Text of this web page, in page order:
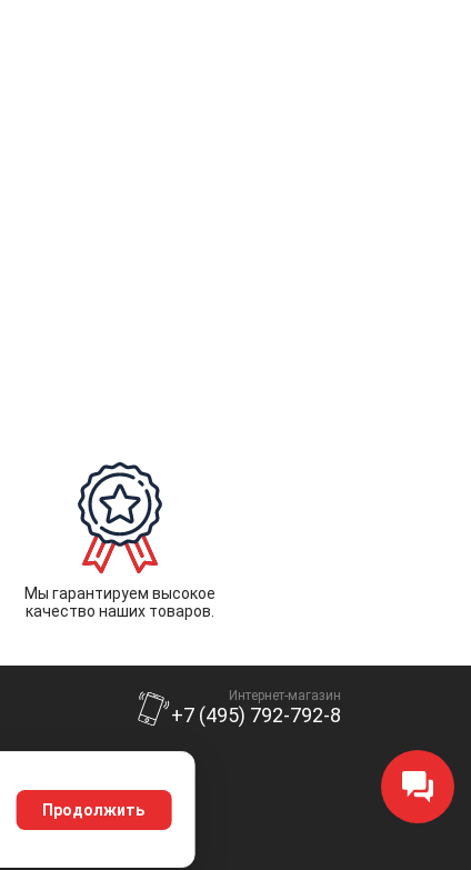
Мы гарантируем высокое
качество наших товаров.
Интернет-магазин
+7 (495) 792-792-8